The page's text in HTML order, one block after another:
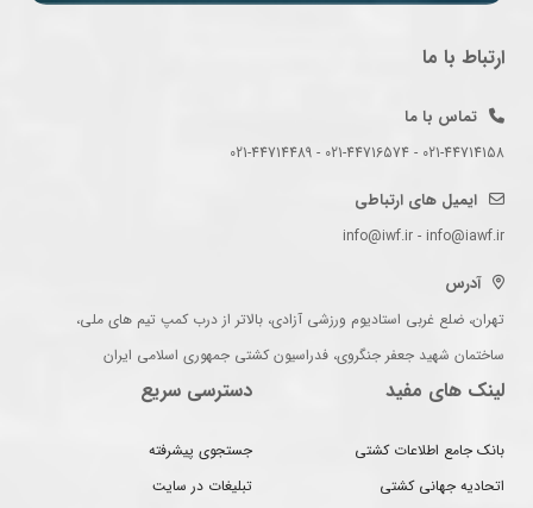
ارتباط با ما
تماس با ما
021-44714158 - 021-44716574 - 021-44714489
ایمیل های ارتباطی
info@iwf.ir - info@iawf.ir
آدرس
تهران، ضلع غربی استادیوم ورزشی آزادی، بالاتر از درب کمپ تیم های ملی،
ساختمان شهید جعفر جنگروی، فدراسیون کشتی جمهوری اسلامی ایران
لینک های مفید
بانک جامع اطلاعات کشتی
اتحادیه جهانی کشتی
دسترسی سریع
جستجوی پیشرفته
تبلیغات در سایت